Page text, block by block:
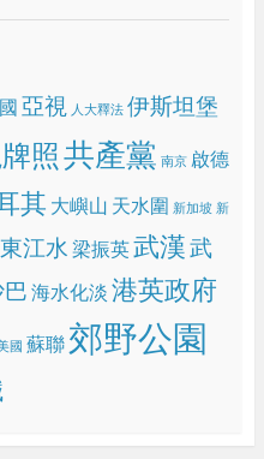
亞視 人大釋法 伊斯坦堡
照共產黨 南京 啟德
其 大嶼山 天水圍 新加坡 新
東江水梁振英武漢武
海水化淡港英政府
國 蘇聯 郊野公園